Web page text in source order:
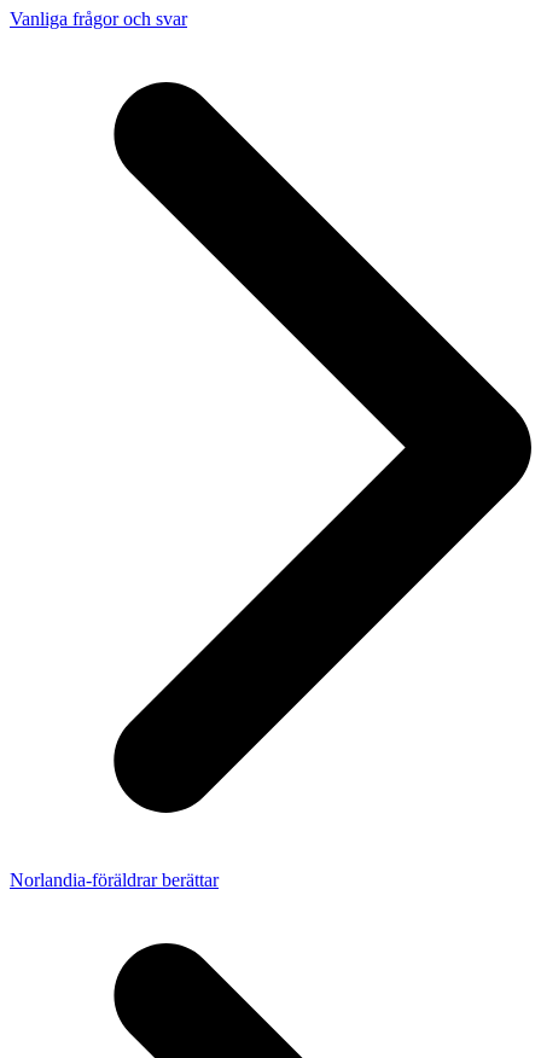
Vanliga frågor och svar
Norlandia-föräldrar berättar